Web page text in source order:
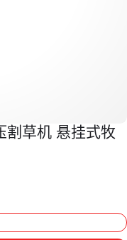
割草机 悬挂式牧